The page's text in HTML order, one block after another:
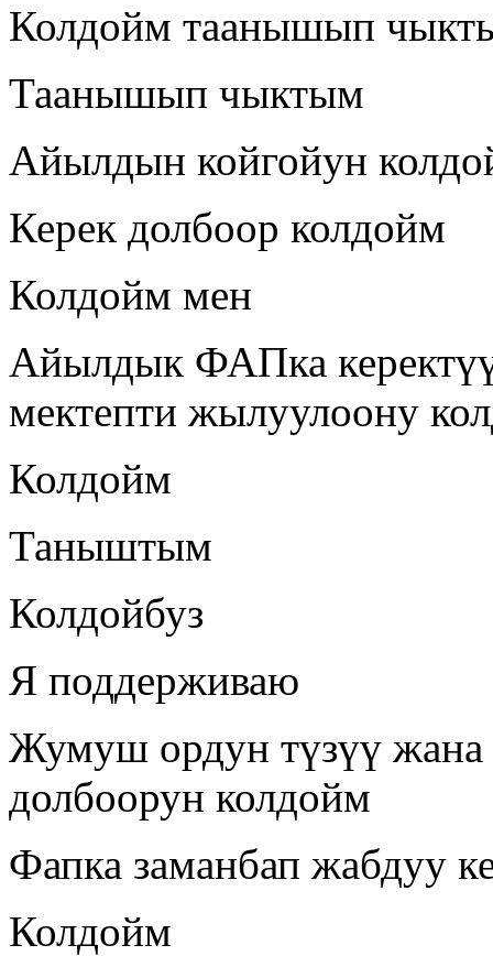
Колдойм таанышып
Таанышып чыктым
Айылдын койгойун
Керек долбоор колдойм
Колдойм мен
Айылдык ФАПка
мектепти жылуулоону
Колдойм
Таныштым
Колдойбуз
Я поддерживаю
Жумуш ордун түзүү жана
долбоорун колдойм
Фапка заманбап жабдуу
Колдойм